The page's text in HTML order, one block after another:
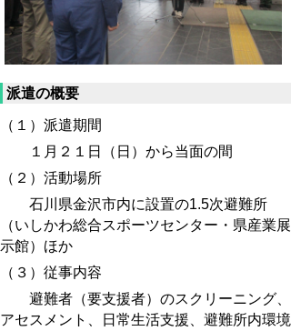
派遣の概要
（１）派遣期間
１月２１日（日）から当面の間
（２）活動場所
石川県金沢市内に設置の1.5次避難所
（いしかわ総合スポーツセンター・県産業展
示館）ほか
（３）従事内容
避難者（要支援者）のスクリーニング、
アセスメント、日常生活支援、避難所内環境